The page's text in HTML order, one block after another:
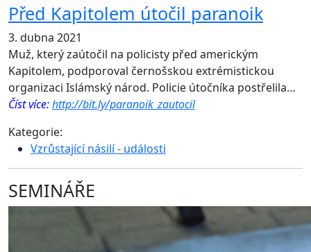
Před Kapitolem útočil paranoik
3. dubna 2021
Muž, který zaútočil na policisty před americkým
Kapitolem, podporoval černošskou extrémistickou
organizaci Islámský národ. Policie útočníka postřelila…
Číst více:http://bit.ly/paranoik_zautocil
Kategorie:
Vzrůstající násilí - události
SEMINÁŘE